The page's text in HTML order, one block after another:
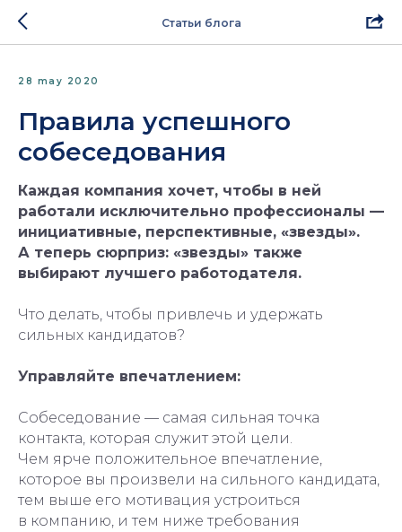
Статьи блога
28 may 2020
Правила успешного
собеседования
Каждая компания хочет, чтобы в ней
работали исключительно профессионалы —
инициативные, перспективные, «звезды».
А теперь сюрприз: «звезды» также
выбирают лучшего работодателя.
Что делать, чтобы привлечь и удержать
сильных кандидатов?
Управляйте впечатлением:
Собеседование — самая сильная точка
контакта, которая служит этой цели.
Чем ярче положительное впечатление,
которое вы произвели на сильного кандидата,
тем выше его мотивация устроиться
в компанию, и тем ниже требования